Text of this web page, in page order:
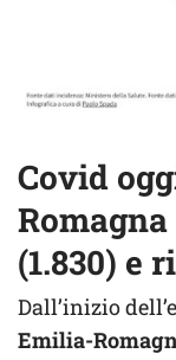
Covid
(1.830) e
Dall’inizio
Emilia-